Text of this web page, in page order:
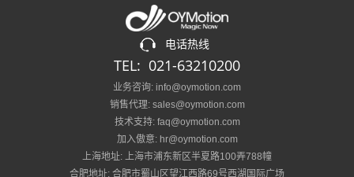
电话热线
TEL: 021-63210200
业务咨询: info@oymotion.com
销售代理: sales@oymotion.com
技术支持: faq@oymotion.com
加入傲意: hr@oymotion.com
上海地址: 上海市浦东新区半夏路100弄788幢
合肥地址: 合肥市蜀山区望江西路69号西湖国际广场